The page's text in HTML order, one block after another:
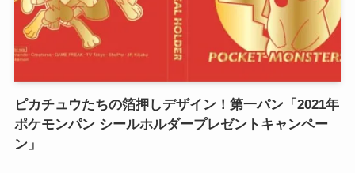
ピカチュウたちの箔押しデザイン！第一パン「2021年
ポケモンパン シールホルダープレゼントキャンペー
ン」